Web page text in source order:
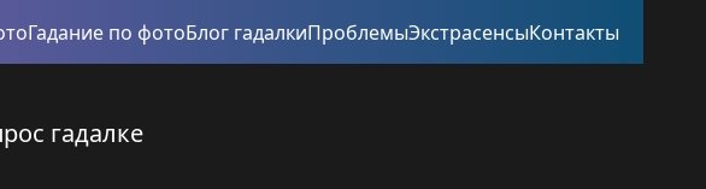
Гадание по фотоБлог гадалкиПроблемыЭкстрасенсыКонтакты
гадалке